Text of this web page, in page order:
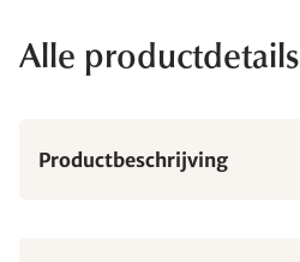
Alle productdetails
Productbeschrijving